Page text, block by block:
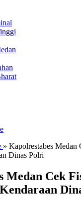
» Kapolrestabes Medan
Dinas Polri
Medan Cek